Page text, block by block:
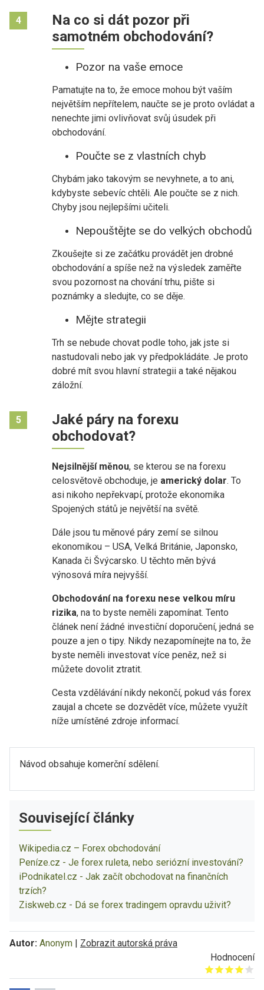
4
Na co si dát pozor při
samotném obchodování?
Pozor na vaše emoce
Pamatujte na to, že emoce mohou být vaším
největším nepřítelem, naučte se je proto ovládat a
nenechte jimi ovlivňovat svůj úsudek při
obchodování.
Poučte se z vlastních chyb
Chybám jako takovým se nevyhnete, a to ani,
kdybyste sebevíc chtěli. Ale poučte se z nich.
Chyby jsou nejlepšími učiteli.
Nepouštějte se do velkých obchodů
Zkoušejte si ze začátku provádět jen drobné
obchodování a spíše než na výsledek zaměřte
svou pozornost na chování trhu, pište si
poznámky a sledujte, co se děje.
Mějte strategii
Trh se nebude chovat podle toho, jak jste si
nastudovali nebo jak vy předpokládáte. Je proto
dobré mít svou hlavní strategii a také nějakou
záložní.
5
Jaké páry na forexu
obchodovat?
Nejsilnější měnou, se kterou se na forexu
celosvětově obchoduje, je americký dolar. To
asi nikoho nepřekvapí, protože ekonomika
Spojených států je největší na světě.
Dále jsou tu měnové páry zemí se silnou
ekonomikou – USA, Velká Británie, Japonsko,
Kanada či Švýcarsko. U těchto měn bývá
výnosová míra nejvyšší.
Obchodování na forexu nese velkou míru
rizika, na to byste neměli zapomínat. Tento
článek není žádné investiční doporučení, jedná se
pouze a jen o tipy. Nikdy nezapomínejte na to, že
byste neměli investovat více peněz, než si
můžete dovolit ztratit.
Cesta vzdělávání nikdy nekončí, pokud vás forex
zaujal a chcete se dozvědět více, můžete využít
níže umístěné zdroje informací.
Návod obsahuje komerční sdělení.
Související články
Wikipedia.cz – Forex obchodování
Peníze.cz - Je forex ruleta, nebo seriózní investování?
iPodnikatel.cz - Jak začít obchodovat na finančních
trzích?
Ziskweb.cz - Dá se forex tradingem opravdu uživit?
Autor: Anonym | Zobrazit autorská práva
Hodnocení
Give it 1/5
Give it 2/5
Give it 3/5
Give it 4/5
Give it 5/5